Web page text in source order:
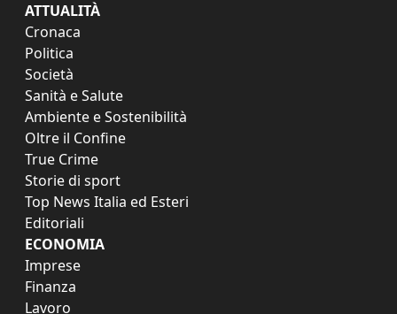
ATTUALITÀ
Cronaca
Politica
Società
Sanità e Salute
Ambiente e Sostenibilità
Oltre il Confine
True Crime
Storie di sport
Top News Italia ed Esteri
Editoriali
ECONOMIA
Imprese
Finanza
Lavoro